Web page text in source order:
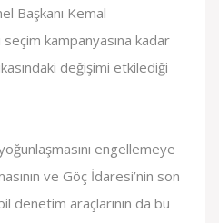
Başkanı Kemal
seçim kampanyasına kadar
değişimi etkilediği
engellemeye
ve Göç İdaresi’nin son
denetim araçlarının da bu